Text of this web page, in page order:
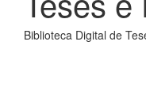
Biblioteca Digital de